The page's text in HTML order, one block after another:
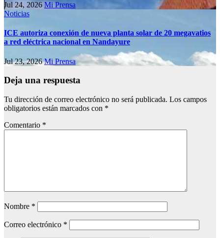
Jul 24, 2026Mi Prensa
Noticias
ICE autoriza conexión de nueva planta solar de 20 megavatios
a red eléctrica nacional en Nandayure
Jul 23, 2026Mi Prensa
Deja una respuesta
Tu dirección de correo electrónico no será publicada. Los campos
obligatorios están marcados con *
Comentario *
Nombre *
Correo electrónico *